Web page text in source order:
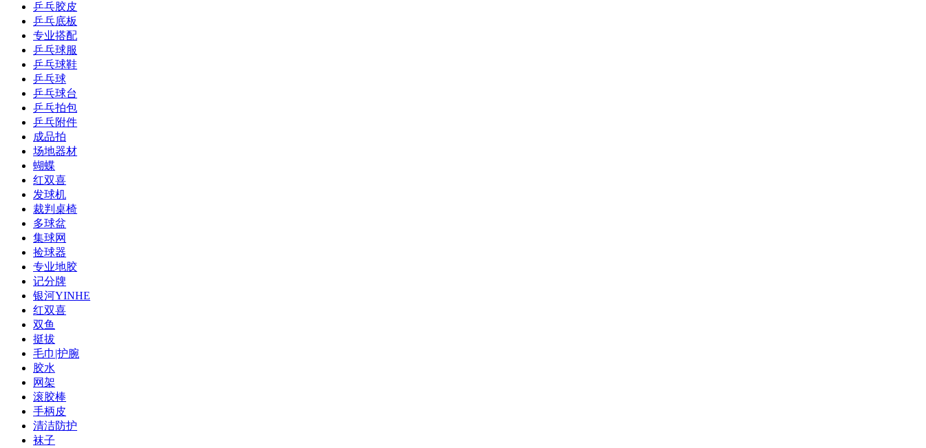
乒乓胶皮
乒乓底板
专业搭配
乒乓球服
乒乓球鞋
乒乓球
乒乓球台
乒乓拍包
乒乓附件
成品拍
场地器材
蝴蝶
红双喜
发球机
裁判桌椅
多球盆
集球网
捡球器
专业地胶
记分牌
银河YINHE
红双喜
双鱼
挺拔
毛巾|护腕
胶水
网架
滚胶棒
手柄皮
清洁防护
袜子